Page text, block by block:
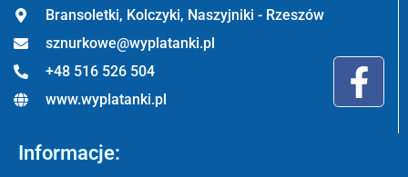
Bransoletki, Kolczyki, Naszyjniki - Rzeszów
sznurkowe@wyplatanki.pl
+48 516 526 504
www.wyplatanki.pl
Informacje: